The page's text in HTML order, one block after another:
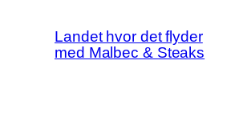
Landet hvor det flyder
med Malbec & Steaks